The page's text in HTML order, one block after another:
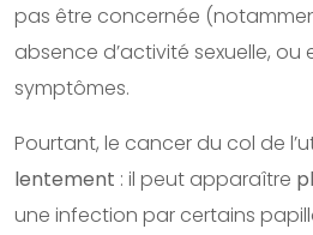
pas être concernée
absence d’activité sexuelle,
symptômes.
Pourtant, le cancer du col de
lentement : il peut apparaître
une infection par certains